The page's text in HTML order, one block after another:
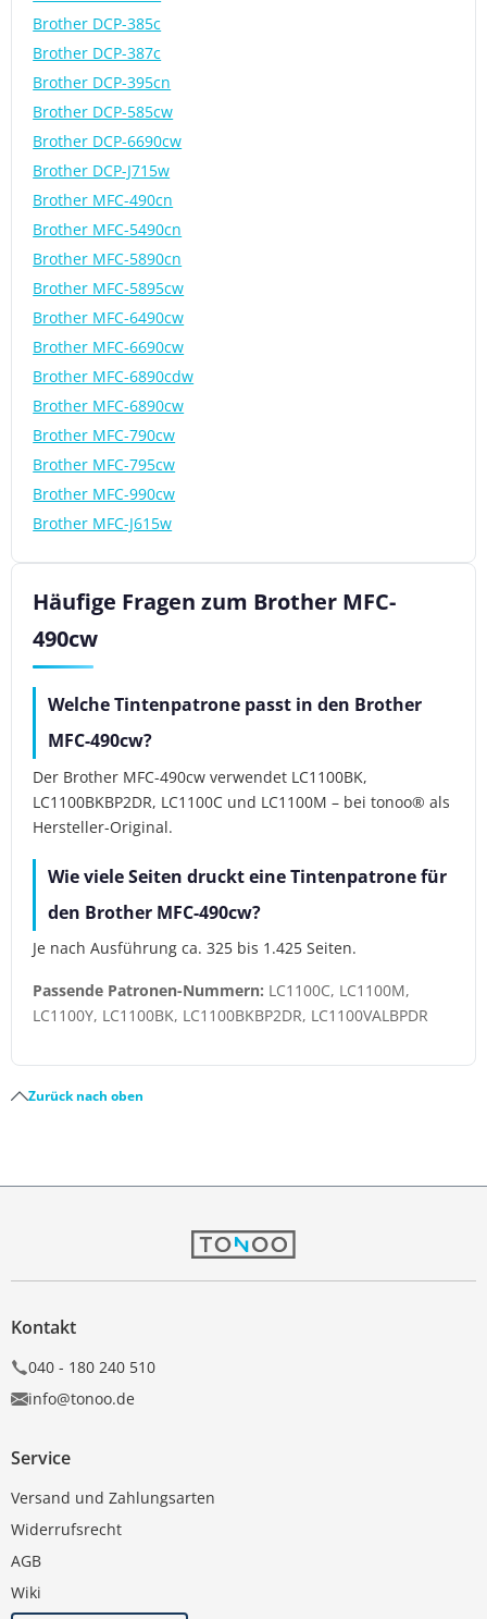
Brother DCP-385c
Brother DCP-387c
Brother DCP-395cn
Brother DCP-585cw
Brother DCP-6690cw
Brother DCP-J715w
Brother MFC-490cn
Brother MFC-5490cn
Brother MFC-5890cn
Brother MFC-5895cw
Brother MFC-6490cw
Brother MFC-6690cw
Brother MFC-6890cdw
Brother MFC-6890cw
Brother MFC-790cw
Brother MFC-795cw
Brother MFC-990cw
Brother MFC-J615w
Häufige Fragen zum Brother MFC-
490cw
Welche Tintenpatrone passt in den Brother
MFC-490cw?
Der Brother MFC-490cw verwendet LC1100BK,
LC1100BKBP2DR, LC1100C und LC1100M – bei tonoo® als
Hersteller-Original.
Wie viele Seiten druckt eine Tintenpatrone für
den Brother MFC-490cw?
Je nach Ausführung ca. 325 bis 1.425 Seiten.
Passende Patronen-Nummern: LC1100C, LC1100M,
LC1100Y, LC1100BK, LC1100BKBP2DR, LC1100VALBPDR
Zurück nach oben
Kontakt
040 - 180 240 510
info@tonoo.de
Service
Versand und Zahlungsarten
Widerrufsrecht
AGB
Wiki